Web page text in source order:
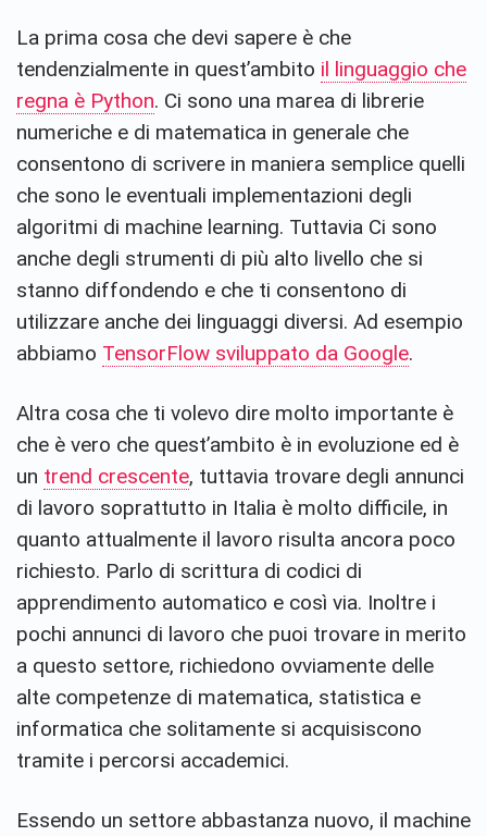
La prima cosa che devi sapere è che
tendenzialmente in quest’ambito il linguaggio che
regna è Python. Ci sono una marea di librerie
numeriche e di matematica in generale che
consentono di scrivere in maniera semplice quelli
che sono le eventuali implementazioni degli
algoritmi di machine learning. Tuttavia Ci sono
anche degli strumenti di più alto livello che si
stanno diffondendo e che ti consentono di
utilizzare anche dei linguaggi diversi. Ad esempio
abbiamo TensorFlow sviluppato da Google.
Altra cosa che ti volevo dire molto importante è
che è vero che quest’ambito è in evoluzione ed è
un trend crescente, tuttavia trovare degli annunci
di lavoro soprattutto in Italia è molto difficile, in
quanto attualmente il lavoro risulta ancora poco
richiesto. Parlo di scrittura di codici di
apprendimento automatico e così via. Inoltre i
pochi annunci di lavoro che puoi trovare in merito
a questo settore, richiedono ovviamente delle
alte competenze di matematica, statistica e
informatica che solitamente si acquisiscono
tramite i percorsi accademici.
Essendo un settore abbastanza nuovo, il machine